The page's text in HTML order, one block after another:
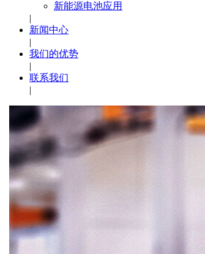
新能源电池应用
|
新闻中心
|
我们的优势
|
联系我们
|